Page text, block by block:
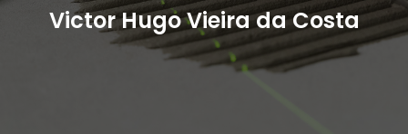
Victor Hugo Vieira da Costa